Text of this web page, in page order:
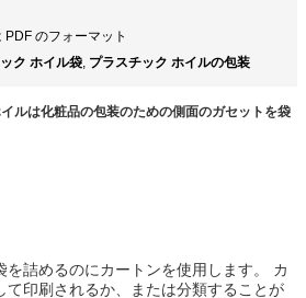
PDF のフォーマット
ク ホイル袋, プラスチック ホイルの包装
ルは化粧品の包装のための側面のガセットを袋
を詰めるのにカートンを使用します。 カ
て印刷されるか、または分類することが